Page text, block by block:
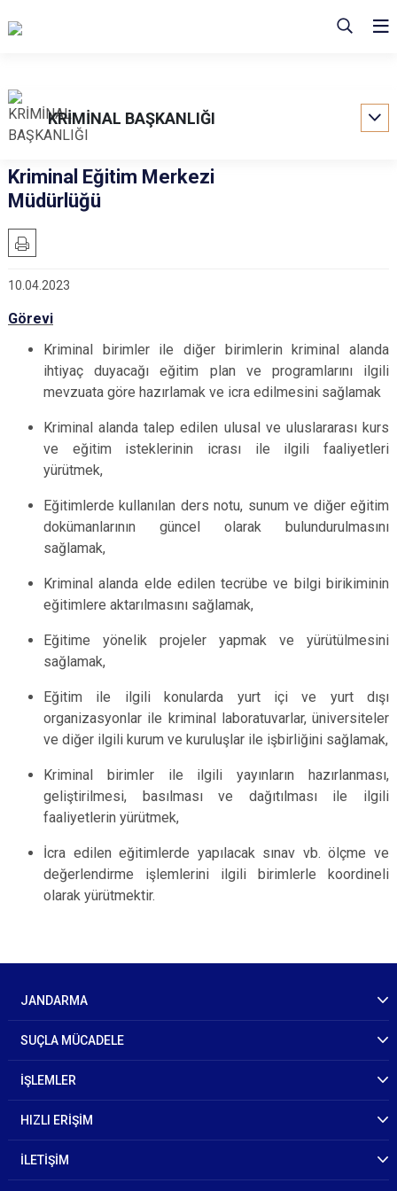
KRİMİNAL BAŞKANLIĞI
Kriminal Eğitim Merkezi
Müdürlüğü
10.04.2023
Görevi
Kriminal birimler ile diğer birimlerin kriminal alanda
ihtiyaç duyacağı eğitim plan ve programlarını ilgili
mevzuata göre hazırlamak ve icra edilmesini sağlamak
Kriminal alanda talep edilen ulusal ve uluslararası kurs
ve eğitim isteklerinin icrası ile ilgili faaliyetleri
yürütmek,
Eğitimlerde kullanılan ders notu, sunum ve diğer eğitim
dokümanlarının güncel olarak bulundurulmasını
sağlamak,
Kriminal alanda elde edilen tecrübe ve bilgi birikiminin
eğitimlere aktarılmasını sağlamak,
Eğitime yönelik projeler yapmak ve yürütülmesini
sağlamak,
Eğitim ile ilgili konularda yurt içi ve yurt dışı
organizasyonlar ile kriminal laboratuvarlar, üniversiteler
ve diğer ilgili kurum ve kuruluşlar ile işbirliğini sağlamak,
Kriminal birimler ile ilgili yayınların hazırlanması,
geliştirilmesi, basılması ve dağıtılması ile ilgili
faaliyetlerin yürütmek,
İcra edilen eğitimlerde yapılacak sınav vb. ölçme ve
değerlendirme işlemlerini ilgili birimlerle koordineli
olarak yürütmektir.
JANDARMA
SUÇLA MÜCADELE
İŞLEMLER
HIZLI ERİŞİM
İLETİŞİM